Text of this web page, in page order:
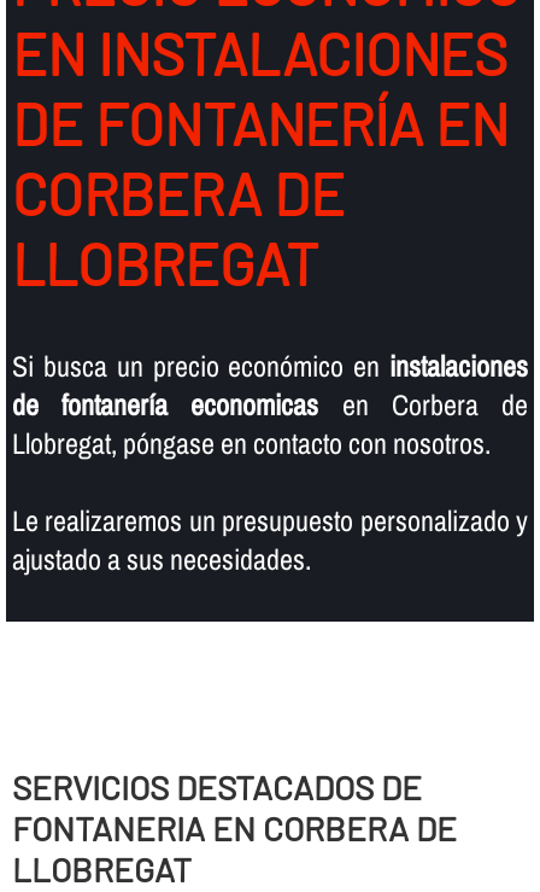
EN INSTALACIONES
DE FONTANERÍ­A EN
CORBERA DE
LLOBREGAT
Si busca un precio económico en instalaciones
de fontanerí­a economicas en Corbera de
Llobregat, póngase en contacto con nosotros.
Le realizaremos un presupuesto personalizado y
ajustado a sus necesidades.
SERVICIOS DESTACADOS DE
FONTANERIA EN CORBERA DE
LLOBREGAT